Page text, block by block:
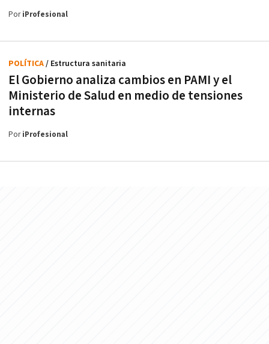
PoriProfesional
El Gobierno analiza cambios en PAMI y el
Ministerio de Salud en medio de tensiones
internas
POLÍTICA/ Estructura sanitaria
PoriProfesional